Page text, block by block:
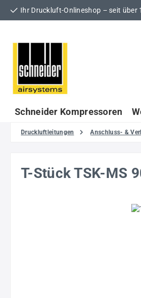
Hauptinhalt springen
Zur Suche springen
Zur Hauptnavigation springen
Ihr Druckluft-Onlineshop – seit über
Schneider Kompressoren
Druckluftleitungen Anschluss- &
T-Stück TSK-MS